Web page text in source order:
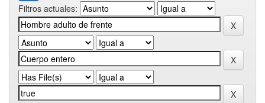
Filtros actuales: